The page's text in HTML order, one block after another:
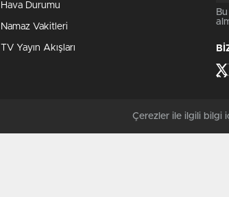
Hava Durumu
Namaz Vakitleri
TV Yayın Akışları
Çerezler ile ilgili bilgi